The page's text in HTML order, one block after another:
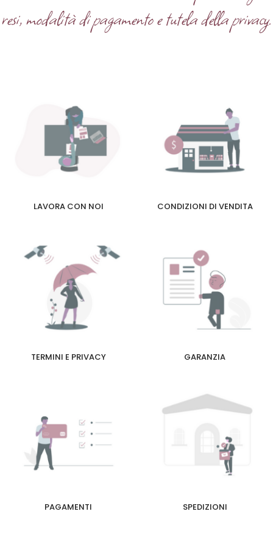
resi, modalità di pagamento e tutela della privacy.
LAVORA CON NOI CONDIZIONI DI VENDITA
TERMINI E PRIVACY GARANZIA
PAGAMENTI SPEDIZIONI